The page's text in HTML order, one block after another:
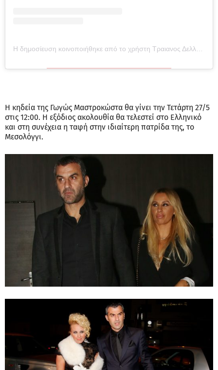
Η κηδεία της Γωγώς Μαστροκώστα θα γίνει την Τετάρτη 27/5
στις 12:00. Η εξόδιος ακολουθία θα τελεστεί στο Ελληνικό
και στη συνέχεια η ταφή στην ιδιαίτερη πατρίδα της, το
Μεσολόγγι.